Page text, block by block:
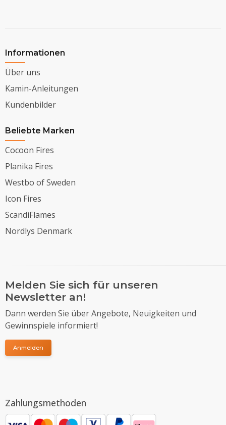
Informationen
Über uns
Kamin-Anleitungen
Kundenbilder
Beliebte Marken
Cocoon Fires
Planika Fires
Westbo of Sweden
Icon Fires
ScandiFlames
Nordlys Denmark
Melden Sie sich für unseren
Newsletter an!
Dann werden Sie über Angebote, Neuigkeiten und
Gewinnspiele informiert!
Anmelden
Zahlungsmethoden